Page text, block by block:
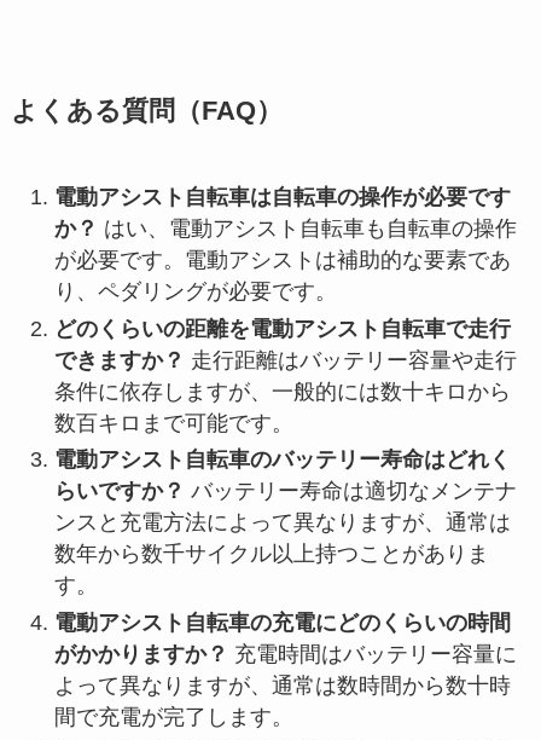
よくある質問（FAQ）
電動アシスト自転車は自転車の操作が必要です
か？ はい、電動アシスト自転車も自転車の操作
が必要です。電動アシストは補助的な要素であ
り、ペダリングが必要です。
どのくらいの距離を電動アシスト自転車で走行
できますか？ 走行距離はバッテリー容量や走行
条件に依存しますが、一般的には数十キロから
数百キロまで可能です。
電動アシスト自転車のバッテリー寿命はどれく
らいですか？ バッテリー寿命は適切なメンテナ
ンスと充電方法によって異なりますが、通常は
数年から数千サイクル以上持つことがありま
す。
電動アシスト自転車の充電にどのくらいの時間
がかかりますか？ 充電時間はバッテリー容量に
よって異なりますが、通常は数時間から数十時
間で充電が完了します。